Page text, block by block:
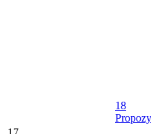
18